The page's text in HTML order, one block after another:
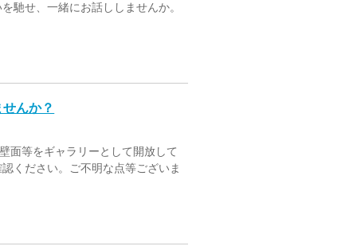
馳せ、一緒にお話ししませんか。
んか？
面等をギャラリーとして開放して
ください。ご不明な点等ございま